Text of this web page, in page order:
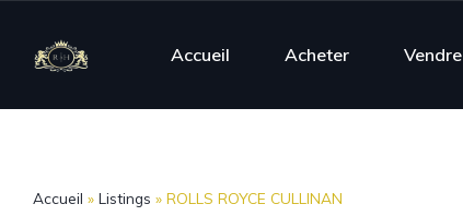
Accueil Acheter Vendre
Accueil » Listings » ROLLS ROYCE CULLINAN